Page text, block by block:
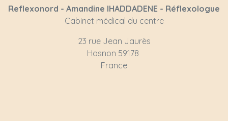
Reflexonord - Amandine IHADDADENE - Réflexologue
Cabinet médical du centre
23 rue Jean Jaurès
Hasnon 59178
France